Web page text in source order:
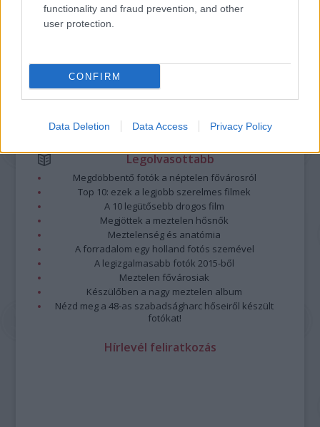
functionality and fraud prevention, and other
user protection.
CONFIRM
Data Deletion Data Access Privacy Policy
Legolvasottabb
Megdöbbentő fotók a néptelen fővárosról
Top 10: ezek a legjobb szerelmes filmek
A 10 legütősebb drogos film
Megjöttek a meztelen hősnők
Meztelenség és anatómia
A forradalom egy holland fotós szemével
A legizgalmasabb fotók 2015-ből
Meztelen fővárosiak
Készülőben a nagy meztelen album
Nézd meg a 48-as szabadságharc hőseiről készült
fotókat!
Hírlevél feliratkozás